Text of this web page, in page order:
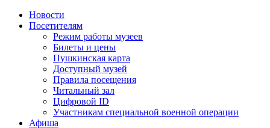
Новости
Посетителям
Режим работы музеев
Билеты и цены
Пушкинская карта
Доступный музей
Правила посещения
Читальный зал
Цифровой ID
Участникам специальной военной операции
Афиша